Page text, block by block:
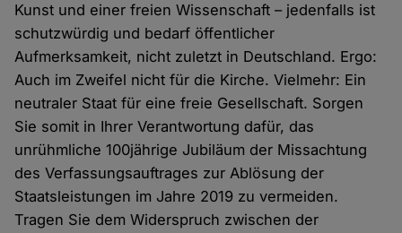
Kunst und einer freien Wissenschaft – jedenfalls ist
schutzwürdig und bedarf öffentlicher
Aufmerksamkeit, nicht zuletzt in Deutschland. Ergo:
Auch im Zweifel nicht für die Kirche. Vielmehr: Ein
neutraler Staat für eine freie Gesellschaft. Sorgen
Sie somit in Ihrer Verantwortung dafür, das
unrühmliche 100jährige Jubiläum der Missachtung
des Verfassungsauftrages zur Ablösung der
Staatsleistungen im Jahre 2019 zu vermeiden.
Tragen Sie dem Widerspruch zwischen der